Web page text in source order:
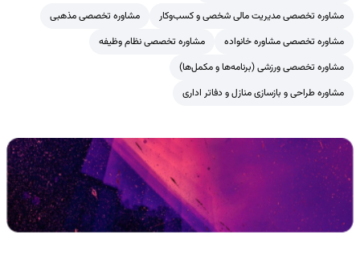
مشاوره تخصصی مدیریت مالی شخصی و کسب‌وکار
مشاوره تخصصی مذهبی
مشاوره تخصصی مشاوره خانواده
مشاوره تخصصی نظام وظیفه
مشاوره تخصصی ورزشی (برنامه‌ها و مکمل‌ها)
مشاوره طراحی و بازسازی منازل و دفاتر اداری